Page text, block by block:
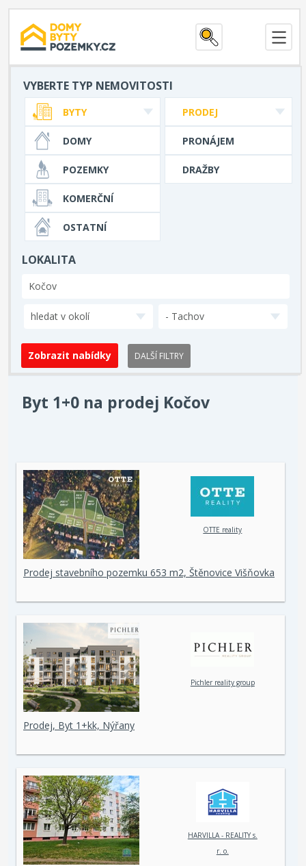
VYBERTE TYP NEMOVITOSTI
PRODEJ
PRONÁJEM
DRAŽBY
BYTY
DOMY
POZEMKY
KOMERČNÍ
OSTATNÍ
LOKALITA
hledat v okolí - Tachov
DALŠÍ FILTRY
Byt 1+0 na prodej Kočov
OTTE reality
Prodej stavebního pozemku 653 m2, Štěnovice Višňovka
Pichler reality group
Prodej, Byt 1+kk, Nýřany
HARVILLA - REALITY s.
r. o.